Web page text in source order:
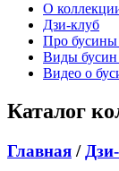
О
Дзи-клуб
Про бусины
Виды бусин
Видео о
Каталог
Главная /